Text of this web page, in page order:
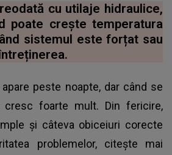
cu utilaje hidraulice,
poate crește temperatura
sistemul este forțat sau
peste noapte, dar când se
cresc foarte mult. Din fericire,
și câteva obiceiuri corecte
problemelor, citește mai